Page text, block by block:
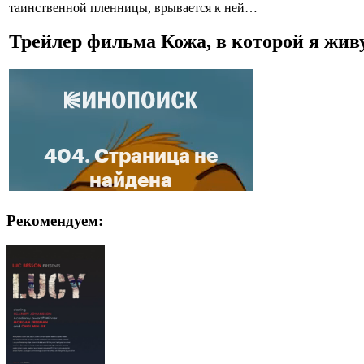
таинственной пленницы, врывается к ней…
Трейлер фильма Кожа, в которой я
Рекомендуем: